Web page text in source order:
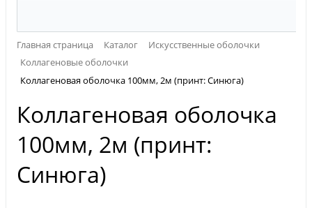
Главная страница Каталог
Искусственные оболочки
Коллагеновые оболочки
Коллагеновая оболочка 100мм, 2м (принт: Синюга)
Коллагеновая оболочка
100мм, 2м (принт:
Синюга)